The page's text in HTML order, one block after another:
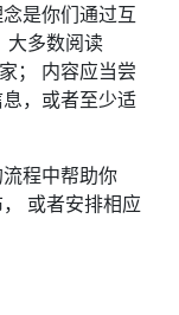
是你们通过互
大多数阅读
； 内容应当尝
，或者至少适
程中帮助你
或者安排相应